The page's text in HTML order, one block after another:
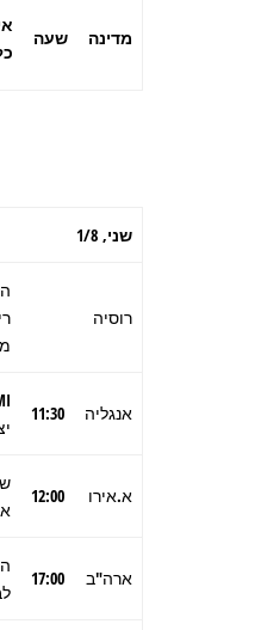
מדינה שעה
שני,1/8
רוסיה
אנגליה 11:30
א.אירו 12:00
ארה"ב 17:00